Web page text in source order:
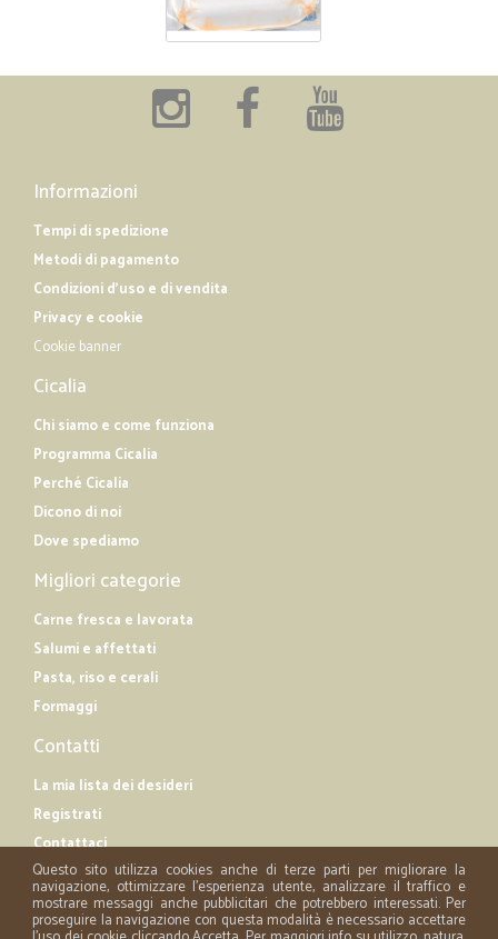
Informazioni
Tempi di spedizione
Metodi di pagamento
Condizioni d'uso e di vendita
Privacy e cookie
Cookie banner
Cicalia
Chi siamo e come funziona
Programma Cicalia
Perché Cicalia
Dicono di noi
Dove spediamo
Migliori categorie
Carne fresca e lavorata
Salumi e affettati
Pasta, riso e cerali
Formaggi
Contatti
La mia lista dei desideri
Registrati
Contattaci
Questo sito utilizza cookies anche di terze parti per migliorare la
navigazione, ottimizzare l'esperienza utente, analizzare il traffico e
mostrare messaggi anche pubblicitari che potrebbero interessati. Per
proseguire la navigazione con questa modalità è necessario accettare